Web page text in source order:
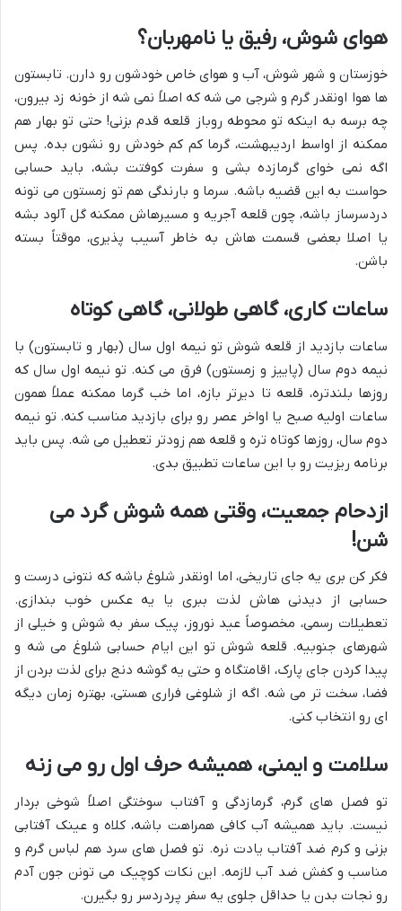
هوای شوش، رفیق یا نامهربان؟
خوزستان و شهر شوش، آب و هوای خاص خودشون رو دارن. تابستون
ها هوا اونقدر گرم و شرجی می شه که اصلاً نمی شه از خونه زد بیرون،
چه برسه به اینکه تو محوطه روباز قلعه قدم بزنی! حتی تو بهار هم
ممکنه از اواسط اردیبهشت، گرما کم کم خودش رو نشون بده. پس
اگه نمی خوای گرمازده بشی و سفرت کوفتت بشه، باید حسابی
حواست به این قضیه باشه. سرما و بارندگی هم تو زمستون می تونه
دردسرساز باشه، چون قلعه آجریه و مسیرهاش ممکنه گل آلود بشه
یا اصلا بعضی قسمت هاش به خاطر آسیب پذیری، موقتاً بسته
باشن.
ساعات کاری، گاهی طولانی، گاهی کوتاه
ساعات بازدید از قلعه شوش تو نیمه اول سال (بهار و تابستون) با
نیمه دوم سال (پاییز و زمستون) فرق می کنه. تو نیمه اول سال که
روزها بلندتره، قلعه تا دیرتر بازه، اما خب گرما ممکنه عملاً همون
ساعات اولیه صبح یا اواخر عصر رو برای بازدید مناسب کنه. تو نیمه
دوم سال، روزها کوتاه تره و قلعه هم زودتر تعطیل می شه. پس باید
برنامه ریزیت رو با این ساعات تطبیق بدی.
ازدحام جمعیت، وقتی همه شوش گرد می
شن!
فکر کن بری یه جای تاریخی، اما اونقدر شلوغ باشه که نتونی درست و
حسابی از دیدنی هاش لذت ببری یا یه عکس خوب بندازی.
تعطیلات رسمی، مخصوصاً عید نوروز، پیک سفر به شوش و خیلی از
شهرهای جنوبیه. قلعه شوش تو این ایام حسابی شلوغ می شه و
پیدا کردن جای پارک، اقامتگاه و حتی یه گوشه دنج برای لذت بردن از
فضا، سخت تر می شه. اگه از شلوغی فراری هستی، بهتره زمان دیگه
ای رو انتخاب کنی.
سلامت و ایمنی، همیشه حرف اول رو می زنه
تو فصل های گرم، گرمازدگی و آفتاب سوختگی اصلاً شوخی بردار
نیست. باید همیشه آب کافی همراهت باشه، کلاه و عینک آفتابی
بزنی و کرم ضد آفتاب یادت نره. تو فصل های سرد هم لباس گرم و
مناسب و کفش ضد آب لازمه. این نکات کوچیک می تونن جون آدم
رو نجات بدن یا حداقل جلوی یه سفر پردردسر رو بگیرن.